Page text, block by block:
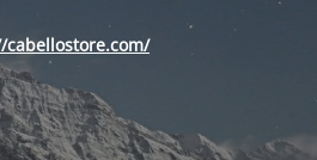
cabellostore.com/